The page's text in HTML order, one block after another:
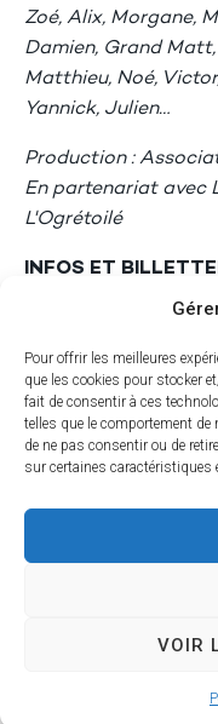
Pour offrir les meilleures
que les cookies pour stocker
fait de consentir à ces
telles que le comportement
de ne pas consentir ou de
sur certaines caractéristiques
VOIR
Zoé, Alix, Morgane,
Damien, Grand Matt,
Matthieu, Noé,
Yannick, Julien…
Production :
En partenariat avec
L'Ogrétoilé
INFOS ET
https://
cigaliere/
Spectacle
de Bayssan -
Voir tous les